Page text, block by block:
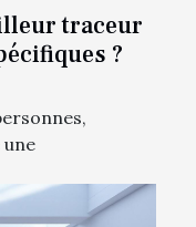
traceur
?
une